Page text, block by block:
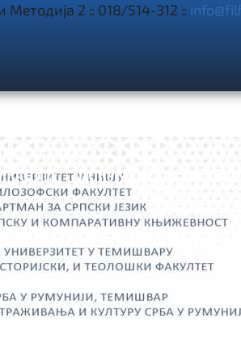
Методија 2 :: 018/514-312 ::
Пријава   
ДОКУМЕНТА